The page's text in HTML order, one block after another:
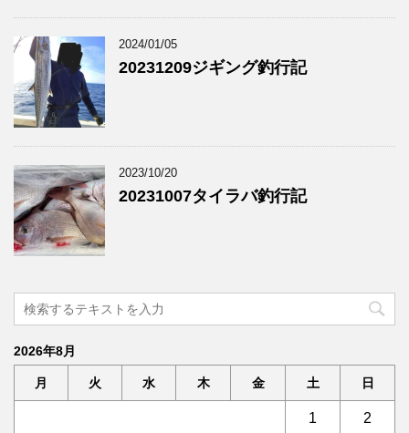
2024/01/05
20231209ジギング釣行記
2023/10/20
20231007タイラバ釣行記
2026年8月
月 火 水 木 金 土 日
1 2